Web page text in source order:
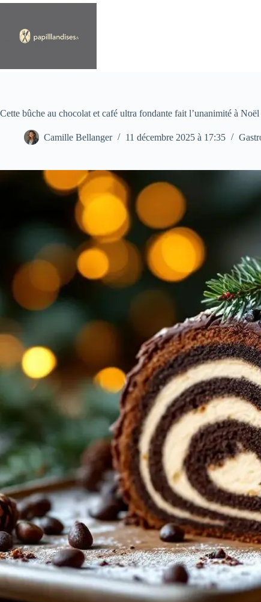
Passer
Cette bûche au chocolat et café ultra fondante fait l’unanimité à
Camille Bellanger 11 décembre 2025 à 17:35